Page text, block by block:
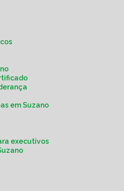
em Suzano
executivos